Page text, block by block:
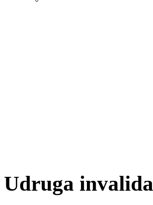
Udruga